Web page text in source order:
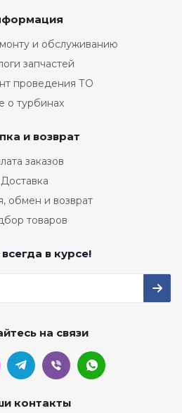
и обслуживанию
запчастей
проведения ТО
о турбинах
и возврат
заказов
Доставка
обмен и возврат
товаров
в курсе!
на связи
контакты